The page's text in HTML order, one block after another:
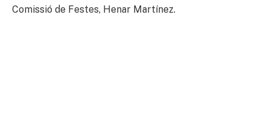
Comissió de Festes, Henar Martínez.